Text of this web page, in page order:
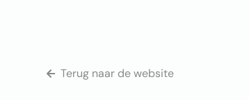
Terug naar de website